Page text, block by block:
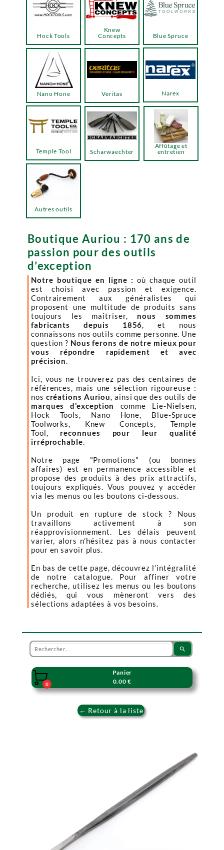
Boutique Auriou : 170 ans de
passion pour des outils
d’exception
Notre boutique en ligne : où chaque outil
est choisi avec passion et exigence.
Contrairement aux généralistes qui
proposent une multitude de produits sans
toujours les maîtriser, nous sommes
fabricants depuis 1856, et nous
connaissons nos outils comme personne. Une
question ? Nous ferons de notre mieux pour
vous répondre rapidement et avec
précision.
Ici, vous ne trouverez pas des centaines de
références, mais une sélection rigoureuse :
nos créations Auriou, ainsi que des outils de
marques d’exception
comme Lie-Nielsen,
Hock Tools, Nano Hone, Blue-Spruce
Toolworks, Knew Concepts, Temple
Tool, reconnues pour leur qualité
irréprochable.
Notre page "Promotions" (ou bonnes
affaires) est en permanence accessible et
propose des produits à des prix attractifs,
toujours expliqués. Vous pouvez y accéder
via les menus ou les boutons ci-dessous.
Un produit en rupture de stock ? Nous
travaillons activement à son
réapprovisionnement. Les délais peuvent
varier, alors n’hésitez pas à nous contacter
pour en savoir plus.
En bas de cette page, découvrez l’intégralité
de notre catalogue. Pour affiner votre
recherche, utilisez les menus ou les boutons
dédiés, qui vous mèneront vers des
sélections adaptées à vos besoins.
Hock Tools
Knew
Concepts
Temple Tool
Blue Spruce
Narex
Veritas
Nano Hone
Autres outils
Scharwaechter
Affûtage et
entretien
search

0
Panier
0.00 €
← Retour à la liste